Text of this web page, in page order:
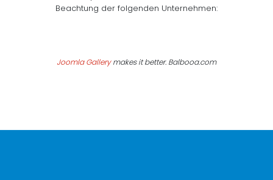
Beachtung der folgenden Unternehmen:
Joomla Gallerymakes it better. Balbooa.com